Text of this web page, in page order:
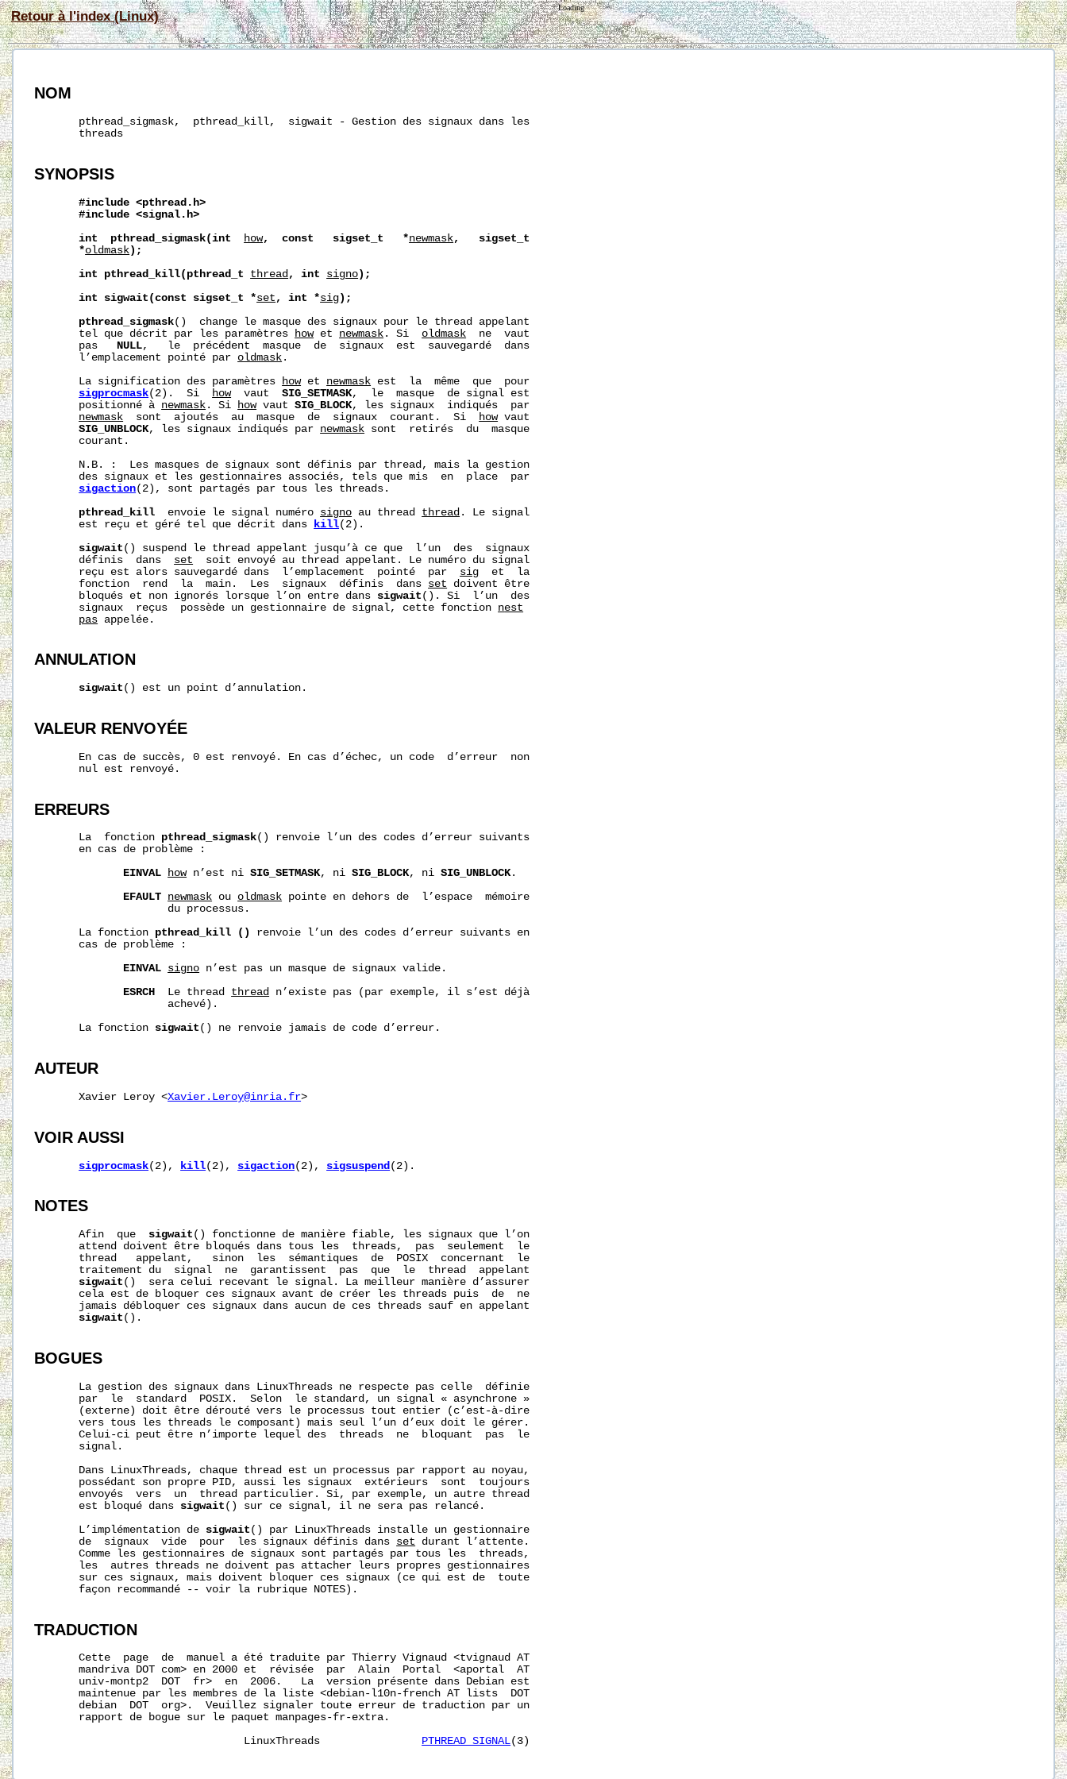
Retour à l'index (Linux)
Loading
NOM
       pthread_sigmask,  pthread_kill,  sigwait - Gestion des signaux dans les
       threads
SYNOPSIS
#include <pthread.h>
#include <signal.h>
int
pthread_sigmask(int how, const sigset_t *newmask,
sigset_t
*oldmask);
int
pthread_kill(pthread_t thread , int signo);
int
sigwait(const sigset_t *set , int *sig);
pthread_sigmask()  change le masque des signaux pour le thread appelant
       tel que décrit par les paramètres
how et newmask . Si oldmask
  ne  vaut
       pas
NULL,   le  précédent  masque  de  signaux  est  sauvegardé  dans
       l’emplacement pointé par
oldmask .
       La signification des paramètres
how et newmask est  la  même  que  pour
sigprocmask(2).  Si how
  vaut
SIG_SETMASK,  le  masque  de signal est
       positionné à
newmask . Si how vaut SIG_BLOCK, les signaux  indiqués  par
newmask
  sont  ajoutés  au  masque  de  signaux  courant.  Si
how vaut
SIG_UNBLOCK, les signaux indiqués par newmask sont  retirés  du  masque
       courant.
       N.B. :  Les masques de signaux sont définis par thread, mais la gestion
       des signaux et les gestionnaires associés, tels que mis  en  place  par
sigaction(2), sont partagés par tous les threads.
pthread_kill
  envoie le signal numéro
signo au thread thread . Le signal
       est reçu et géré tel que décrit dans
kill(2).
sigwait () suspend le thread appelant jusqu’à ce que  l’un  des  signaux
       définis  dans
set
  soit envoyé au thread appelant. Le numéro du signal
       reçu est alors sauvegardé dans  l’emplacement  pointé  par
sig
  et  la
       fonction  rend  la  main.  Les  signaux  définis  dans
set doivent être
       bloqués et non ignorés lorsque l’on entre dans
sigwait (). Si  l’un  des
       signaux  reçus  possède un gestionnaire de signal, cette fonction
nest
pas appelée.
ANNULATION
sigwait () est un point d’annulation.
VALEUR RENVOYÉE
       En cas de succès, 0 est renvoyé. En cas d’échec, un code  d’erreur  non
       nul est renvoyé.
ERREURS
       La  fonction
pthread_sigmask() renvoie l’un des codes d’erreur suivants
       en cas de problème :
EINVAL how n’est ni SIG_SETMASK, ni SIG_BLOCK, ni SIG_UNBLOCK.
EFAULT newmask ou oldmask pointe en dehors de  l’espace  mémoire
                     du processus.
       La fonction
pthread_kill ()
renvoie l’un des codes d’erreur suivants en
       cas de problème :
EINVAL signo n’est pas un masque de signaux valide.
ESRCH
  Le thread
thread n’existe pas (par exemple, il s’est déjà
                     achevé).
       La fonction
sigwait () ne renvoie jamais de code d’erreur.
AUTEUR
       Xavier Leroy <
Xavier.Leroy@inria.fr>
VOIR AUSSI
sigprocmask(2), kill(2), sigaction(2), sigsuspend (2).
NOTES
       Afin  que
sigwait () fonctionne de manière fiable, les signaux que l’on
       attend doivent être bloqués dans tous les  threads,  pas  seulement  le
       thread   appelant,   sinon  les  sémantiques  de  POSIX  concernant  le
       traitement du  signal  ne  garantissent  pas  que  le  thread  appelant
sigwait ()  sera celui recevant le signal. La meilleur manière d’assurer
       cela est de bloquer ces signaux avant de créer les threads puis  de  ne
       jamais débloquer ces signaux dans aucun de ces threads sauf en appelant
sigwait ().
BOGUES
       La gestion des signaux dans LinuxThreads ne respecte pas celle  définie
       par  le  standard  POSIX.  Selon  le standard, un signal « asynchrone »
       (externe) doit être dérouté vers le processus tout entier (c’est-à-dire
       vers tous les threads le composant) mais seul l’un d’eux doit le gérer.
       Celui-ci peut être n’importe lequel des  threads  ne  bloquant  pas  le
       signal.
       Dans LinuxThreads, chaque thread est un processus par rapport au noyau,
       possédant son propre PID, aussi les signaux  extérieurs  sont  toujours
       envoyés  vers  un  thread particulier. Si, par exemple, un autre thread
       est bloqué dans
sigwait () sur ce signal, il ne sera pas relancé.
       L’implémentation de
sigwait () par LinuxThreads installe un gestionnaire
       de  signaux  vide  pour  les signaux définis dans
set durant l’attente.
       Comme les gestionnaires de signaux sont partagés par tous les  threads,
       les  autres threads ne doivent pas attacher leurs propres gestionnaires
       sur ces signaux, mais doivent bloquer ces signaux (ce qui est de  toute
       façon recommandé -- voir la rubrique NOTES).
TRADUCTION
       Cette  page  de  manuel a été traduite par Thierry Vignaud <tvignaud AT
       mandriva DOT com> en 2000 et  révisée  par  Alain  Portal  <aportal  AT
       univ-montp2  DOT  fr>  en  2006.   La  version présente dans Debian est
       maintenue par les membres de la liste <debian-l10n-french AT lists  DOT
       debian  DOT  org>.  Veuillez signaler toute erreur de traduction par un
       rapport de bogue sur le paquet manpages-fr-extra.
                                 LinuxThreads
PTHREAD_SIGNAL